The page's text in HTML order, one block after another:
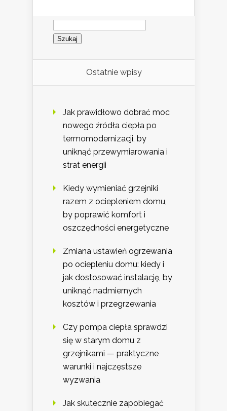
Szukaj:
Ostatnie wpisy
Jak prawidłowo dobrać moc
nowego źródła ciepła po
termomodernizacji, by
uniknąć przewymiarowania i
strat energii
Kiedy wymieniać grzejniki
razem z ociepleniem domu,
by poprawić komfort i
oszczędności energetyczne
Zmiana ustawień ogrzewania
po ociepleniu domu: kiedy i
jak dostosować instalację, by
uniknąć nadmiernych
kosztów i przegrzewania
Czy pompa ciepła sprawdzi
się w starym domu z
grzejnikami — praktyczne
warunki i najczęstsze
wyzwania
Jak skutecznie zapobiegać